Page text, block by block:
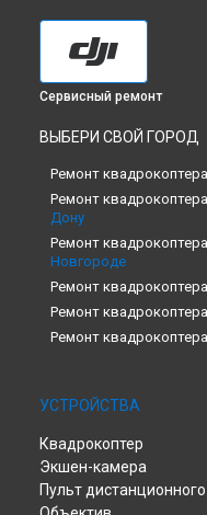
Сервисный ремонт
ВЫБЕРИ СВОЙ ГОРОД
Ремонт
Ремонт
Дону
Ремонт
Новгороде
Ремонт
Ремонт
Ремонт
Ремонт квадрокоптера
Ремонт квадрокоптера
Ремонт квадрокоптера
Ремонт квадрокоптера
УСТРОЙСТВА
Квадрокоптер
Экшен-камера
Пульт